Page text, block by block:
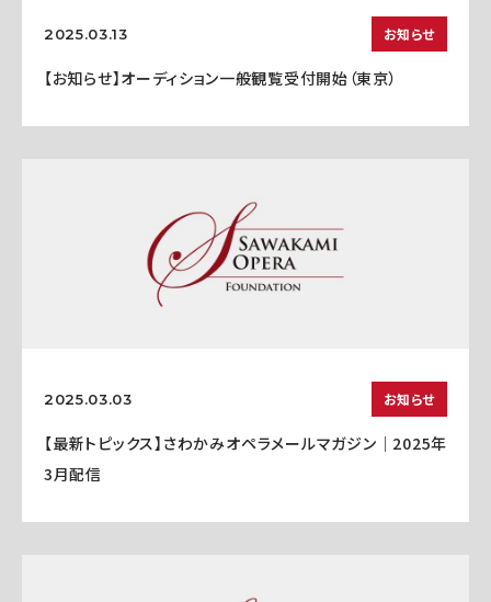
2025.03.13 お知らせ
【お知らせ】オーディション一般観覧受付開始（東京）
2025.03.03 お知らせ
【最新トピックス】さわかみオペラメールマガジン｜2025年
3月配信